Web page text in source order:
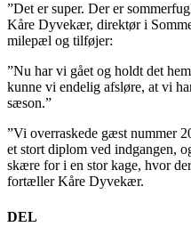
”Det er super. Der er
Kåre Dyvekær, direktør i
milepæl og tilføjer:
”Nu har vi gået og holdt det
kunne vi endelig afsløre, at vi
sæson.”
”Vi overraskede gæst nummer
et stort diplom ved indgangen,
skære for i en stor kage, hvor
fortæller Kåre Dyvekær.
DEL